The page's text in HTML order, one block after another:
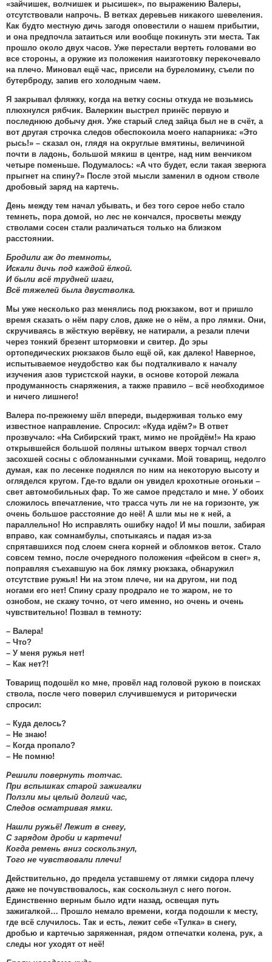
«зайчишек, волчишек и рысишек», по выражению Валеры,
отсутствовали напрочь. В ветках деревьев никакого шевеления.
Как будто местную дичь загодя оповестили о нашем прибытии,
и она предпочла затаиться или вообще покинуть эти места. Так
прошло около двух часов. Уже перестали вертеть головами во
все стороны, а оружие из положения наизготовку перекочевало
на плечо. Миновал ещё час, присели на буреломину, съели по
бутерброду, запив его холодным чаем.
Я закрывал фляжку, когда на ветку сосны откуда не возьмись
плюхнулся рябчик. Валеркин выстрел принёс первую и
последнюю добычу дня. Уже старый след зайца был не в счёт, а
вот другая строчка следов обеспокоила моего напарника: «Это
рысь!» – сказал он, глядя на округлые вмятины, величиной
почти в ладонь, большой мякиш в центре, над ним венчиком
четыре поменьше. Подумалось: «А что будет, если такая зверюга
прыгнет на спину?» После этой мысли заменил в одном стволе
дробовый заряд на картечь.
День между тем начал убывать, и без того серое небо стало
темнеть, пора домой, но лес не кончался, просветы между
стволами сосен стали различаться только на близком
расстоянии.
Бродили аж до темноты,
Искали дичь под каждой ёлкой.
И были всё трудней шаги,
Всё тяжелей была двустволка.
Мы уже несколько раз менялись под рюкзаком, вот и пришло
время сказать о нём пару слов, даже не о нём, а про лямки. Они,
скручиваясь в жёсткую верёвку, не натирали, а резали плечи
через тонкий брезент штормовки и свитер. До эры
ортопедических рюкзаков было ещё ой, как далеко! Наверное,
испытываемое неудобство как бы подталкивало к началу
изучения азов туристской науки, в основе которой лежала
продуманность снаряжения, а также правило – всё необходимое
и ничего лишнего!
Валера по-прежнему шёл впереди, выдерживая только ему
известное направление. Спросил: «Куда идём?» В ответ
прозвучало: «На Сибирский тракт, мимо не пройдём!» На краю
открывшейся большой поляны штыком вверх торчал ствол
засохшей сосны с обломанными сучками. Мой товарищ, недолго
думая, как по лесенке поднялся по ним на некоторую высоту и
огляделся кругом. Где-то вдали он увидел крохотные огоньки –
свет автомобильных фар. То же самое предстало и мне. У обоих
сложилось впечатление, что трасса чуть ли не на горизонте, уж
очень большое расстояние до неё! А шли мы не к ней, а
параллельно! Но исправлять ошибку надо! И мы пошли, забирая
вправо, как сомнамбулы, спотыкаясь и падая из-за
спрятавшихся под слоем снега корней и обломков веток. Стало
совсем темно, после очередного положения «фейсом в снег» я,
поправляя съехавшую на бок лямку рюкзака, обнаружил
отсутствие ружья! Ни на этом плече, ни на другом, ни под
ногами его нет! Спину сразу продрало не то жаром, не то
ознобом, не скажу точно, от чего именно, но очень и очень
чувствительно! Позвал в темноту:
– Валера!
– Что?
– У меня ружья нет!
– Как нет?!
Товарищ подошёл ко мне, провёл над головой рукою в поисках
ствола, после чего поверил случившемуся и риторически
спросил:
– Куда делось?
– Не знаю!
– Когда пропало?
– Не помню!
Решили повернуть тотчас.
При вспышках старой зажигалки
Ползли мы целый долгий час,
Следов осматривая ямки.
Нашли ружьё! Лежит в снегу,
С зарядом дроби и картечи!
Когда ремень вниз соскользнул,
Того не чувствовали плечи!
Действительно, до предела уставшему от лямки сидора плечу
даже не почувствовалось, как соскользнул с него погон.
Единственно верным было идти назад, освещая путь
зажигалкой… Прошло немало времени, когда подошли к месту,
где всё случилось. Так и есть, лежит себе «Тулка» в снегу,
дробью и картечью заряженная, рядом отпечатки колена, рук, а
следы ног уходят от неё!